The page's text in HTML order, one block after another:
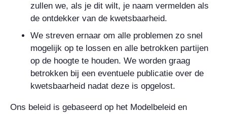
zullen we, als je dit wilt, je naam vermelden als
de ontdekker van de kwetsbaarheid.
We streven ernaar om alle problemen zo snel
mogelijk op te lossen en alle betrokken partijen
op de hoogte te houden. We worden graag
betrokken bij een eventuele publicatie over de
kwetsbaarheid nadat deze is opgelost.
Ons beleid is gebaseerd op het Modelbeleid en